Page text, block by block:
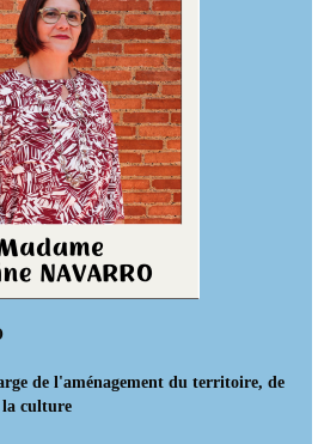
de l'aménagement du territoire, de
culture